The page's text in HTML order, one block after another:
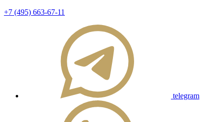
+7 (495) 663-67-11
telegram